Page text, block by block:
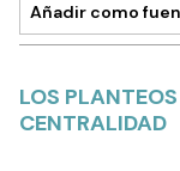
Añadir como
LOS
CENTRALIDAD